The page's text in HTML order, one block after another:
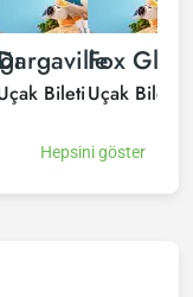
Bileti
Fox
Uçak Bileti
Hepsini göster